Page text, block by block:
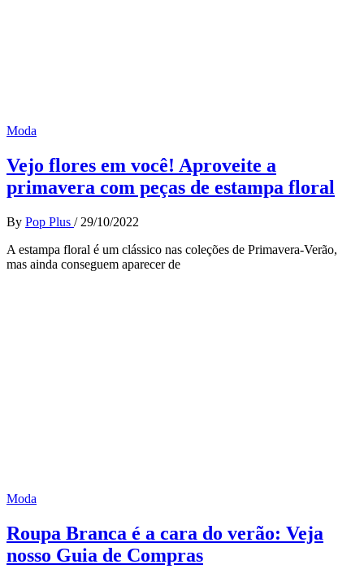
Moda
Vejo flores em você! Aproveite a
primavera com peças de estampa floral
By Pop Plus / 29/10/2022
A estampa floral é um clássico nas coleções de Primavera-Verão,
mas ainda conseguem aparecer de
Moda
Roupa Branca é a cara do verão: Veja
nosso Guia de Compras